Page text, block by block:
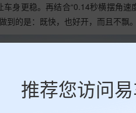
推荐您访问
身更稳。再结合“0.14秒横摆角速
的是：既快，也好开，而且不飘。